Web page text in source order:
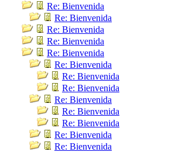
Re: Bienvenida
Re: Bienvenida
Re: Bienvenida
Re: Bienvenida
Re: Bienvenida
Re: Bienvenida
Re: Bienvenida
Re: Bienvenida
Re: Bienvenida
Re: Bienvenida
Re: Bienvenida
Re: Bienvenida
Re: Bienvenida